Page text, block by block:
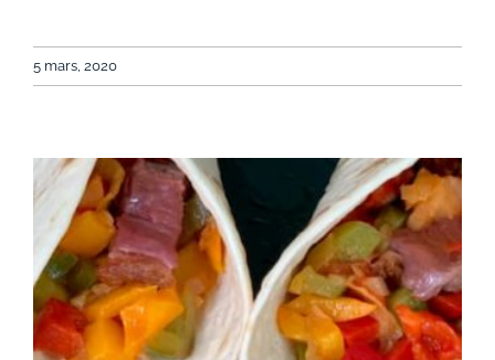
5 mars, 2020